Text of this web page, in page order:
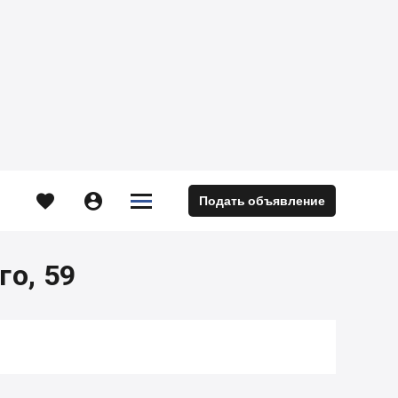
  

 Подать объявление
59